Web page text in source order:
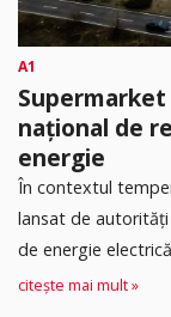
A1
național de
energie
În contextul
lansat de
de energie
citește mai mult »